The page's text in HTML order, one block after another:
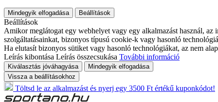
Mindegyik elfogadása Beállítások
Beállítások
Amikor meglátogat egy webhelyet vagy egy alkalmazást használ,
szolgáltatásainkat, bizonyos típusú cookie-k vagy hasonló
Ha elutasít bizonyos sütiket vagy hasonló technológiákat, az nem
Leírás kibontása Leírás összecsukása További információ
Kiválasztás jóváhagyása
Mindegyik elfogadása
Vissza a beállításokhoz
Töltsd le az alkalmazást és nyerj egy 3500 Ft értékű kuponkódot!